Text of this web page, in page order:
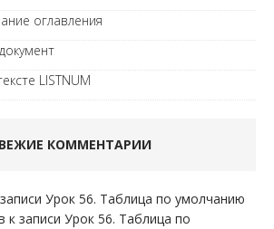
оглавления
LISTNUM
КОММЕНТАРИИ
Урок 56. Таблица по умолчанию
к записи Урок 56. Таблица по